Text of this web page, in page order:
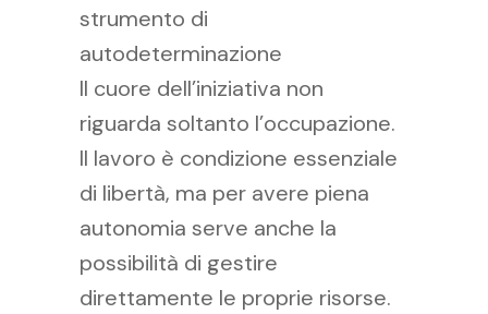
strumento di
autodeterminazione
Il cuore dell’iniziativa non
riguarda soltanto l’occupazione.
Il lavoro è condizione essenziale
di libertà, ma per avere piena
autonomia serve anche la
possibilità di gestire
direttamente le proprie risorse.